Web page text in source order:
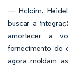
— Holcim,
buscar a
amortecer a
fornecimento de
agora moldam